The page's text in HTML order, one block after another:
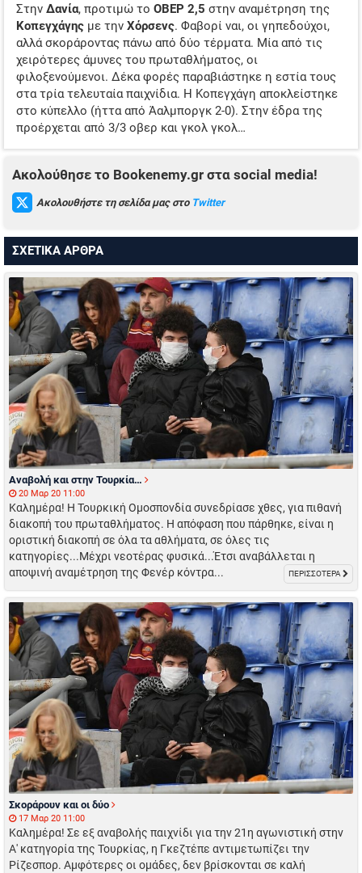
Στην Δανία, προτιμώ το ΟΒΕΡ 2,5 στην αναμέτρηση της
Κοπεγχάγης με την Χόρσενς. Φαβορί ναι, οι γηπεδούχοι,
αλλά σκοράροντας πάνω από δύο τέρματα. Μία από τις
χειρότερες άμυνες του πρωταθλήματος, οι
φιλοξενούμενοι. Δέκα φορές παραβιάστηκε η εστία τους
στα τρία τελευταία παιχνίδια. Η Κοπεγχάγη αποκλείστηκε
στο κύπελλο (ήττα από Άαλμποργκ 2-0). Στην έδρα της
προέρχεται από 3/3 οβερ και γκολ γκολ…
Ακολούθησε το Bookenemy.gr στα social media!
Ακολουθήστε τη σελίδα μας στο Twitter
ΣΧΕΤΙΚΑ ΑΡΘΡΑ
Αναβολή και στην Τουρκία…
20 Μαρ 20 11:00
Καλημέρα! Η Τουρκική Ομοσπονδία συνεδρίασε χθες, για πιθανή
διακοπή του πρωταθλήματος. Η απόφαση που πάρθηκε, είναι η
οριστική διακοπή σε όλα τα αθλήματα, σε όλες τις
κατηγορίες...Μέχρι νεοτέρας φυσικά...Έτσι αναβάλλεται η
αποψινή αναμέτρηση της Φενέρ κόντρα...
ΠΕΡΙΣΣΟΤΕΡΑ
Σκοράρουν και οι δύο
17 Μαρ 20 11:00
Καλημέρα! Σε εξ αναβολής παιχνίδι για την 21η αγωνιστική στην
Α' κατηγορία της Τουρκίας, η Γκεζτέπε αντιμετωπίζει την
Ρίζεσπορ. Αμφότερες οι ομάδες, δεν βρίσκονται σε καλή